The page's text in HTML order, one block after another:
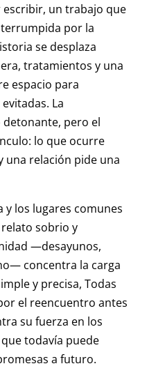
un trabajo que
por la
se desplaza
tratamientos y una
espacio para
La
pero el
lo que ocurre
una relación pide una
y los lugares comunes
sobrio y
—desayunos,
concentra la carga
y precisa, Todas
el reencuentro antes
su fuerza en los
todavía puede
a futuro.